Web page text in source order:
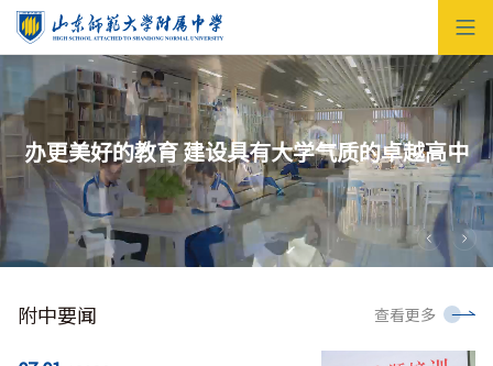
办更美好的教育 建设具有大学气质的卓越高中
附中要闻 查看更多